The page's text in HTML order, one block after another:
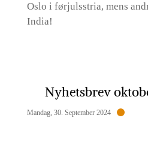
Oslo i førjulsstria, mens
India!
Nyhetsbrev
Mandag, 30. September 2024